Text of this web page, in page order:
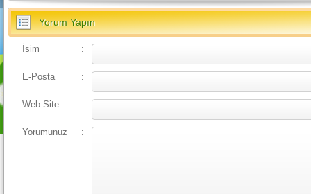
Yorum Yapın
İsim :
E-Posta :
Web Site :
Yorumunuz :